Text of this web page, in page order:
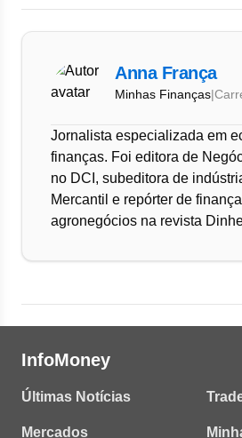
Anna França
Minhas Finanças|
Jornalista especializada em
finanças. Foi editora de
no DCI, subeditora de
Mercantil e repórter de
agronegócios na revista
InfoMoney
Últimas Notícias
Mercados